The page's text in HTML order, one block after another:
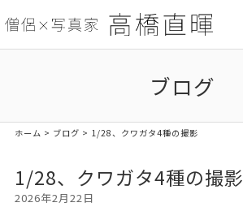
ブログ
ホーム > ブログ > 1/28、クワガタ4種の撮影
1/28、クワガタ4種の撮影
2026年2月22日